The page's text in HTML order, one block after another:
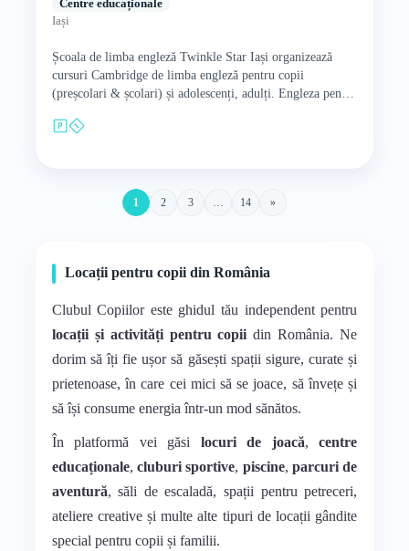
Centre educaționale
Iași
Școala de limba engleză Twinkle Star Iași organizează
cursuri Cambridge de limba engleză pentru copii
(preșcolari & școlari) și adolescenți, adulți. Engleza pentru
1 2 3 14 »
Locații pentru copii din România
Clubul Copiilor este ghidul tău independent pentru
locații și activități pentru copii din România. Ne
dorim să îți fie ușor să găsești spații sigure, curate și
prietenoase, în care cei mici să se joace, să învețe și
să își consume energia într-un mod sănătos.
În platformă vei găsi locuri de joacă,centre
educaționale,cluburi sportive, piscine, parcuri de
aventură, săli de escaladă, spații pentru petreceri,
ateliere creative și multe alte tipuri de locații gândite
special pentru copii și familii.